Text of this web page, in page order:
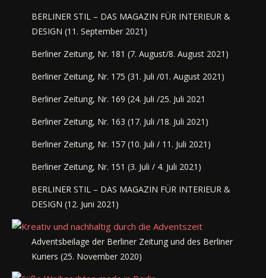
BERLINER STIL – DAS MAGAZIN FÜR INTERIEUR &
DESIGN (11. September 2021)
Berliner Zeitung, Nr. 181 (7. August/8. August 2021)
Berliner Zeitung, Nr. 175 (31. Juli /01. August 2021)
Berliner Zeitung, Nr. 169 (24. Juli /25. Juli 2021
Berliner Zeitung, Nr. 163 (17. Juli /18. Juli 2021)
Berliner Zeitung, Nr. 157 (10. Juli / 11. Juli 2021)
Berliner Zeitung, Nr. 151 (3. Juli / 4. Juli 2021)
BERLINER STIL – DAS MAGAZIN FÜR INTERIEUR &
DESIGN (12. Juni 2021)
Adventsbeilage der Berliner Zeitung und des Berliner
Kuriers (25. November 2020)